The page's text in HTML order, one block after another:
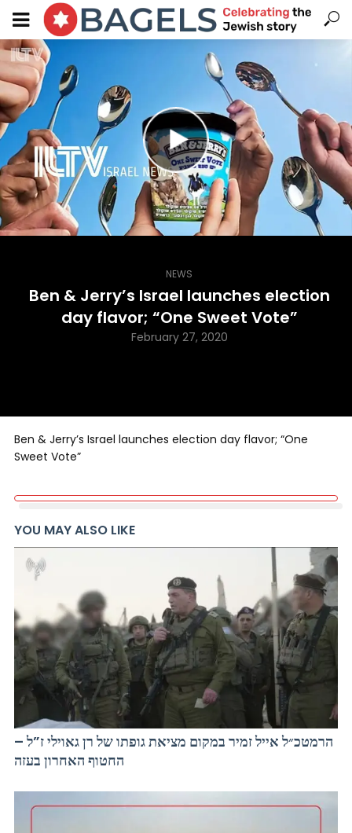
NEWS
Ben & Jerry’s Israel launches election
day flavor; “One Sweet Vote”
February 27, 2020
Ben & Jerry’s Israel launches election day flavor; “One
Sweet Vote”
YOU MAY ALSO LIKE
הרמטכ״ל אייל זמיר במקום מציאת גופתו של רן גאוילי ז”ל –
החטוף האחרון בעזה